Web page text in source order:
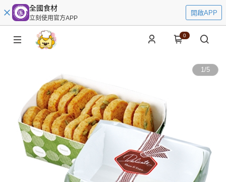
全國食材
立刻使用官方APP
開啟APP
0
1/5